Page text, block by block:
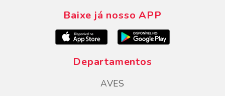
Baixe já nosso APP
Departamentos
AVES